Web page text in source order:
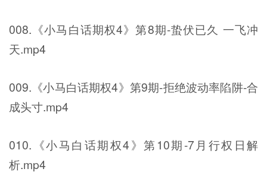
008.《小马白话期权4》第8期-蛰伏已久 一飞冲
天.mp4
009.《小马白话期权4》第9期-拒绝波动率陷阱-合
成头寸.mp4
010.《小马白话期权4》第10期-7月行权日解
析.mp4